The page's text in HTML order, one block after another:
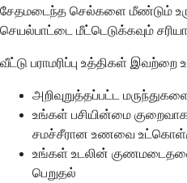
சேதமடைந்த செல்களை மீண்டும்
செயல்பாட்டை மீட்டெடுக்கவும்
வீட்டு பராமரிப்பு உத்திகள் இவற்றை
அறிவுறுத்தப்பட்ட
உங்கள் பசியின்மை
சமச்சீரான உணவை
உங்கள் உடலின்
பெறுதல்